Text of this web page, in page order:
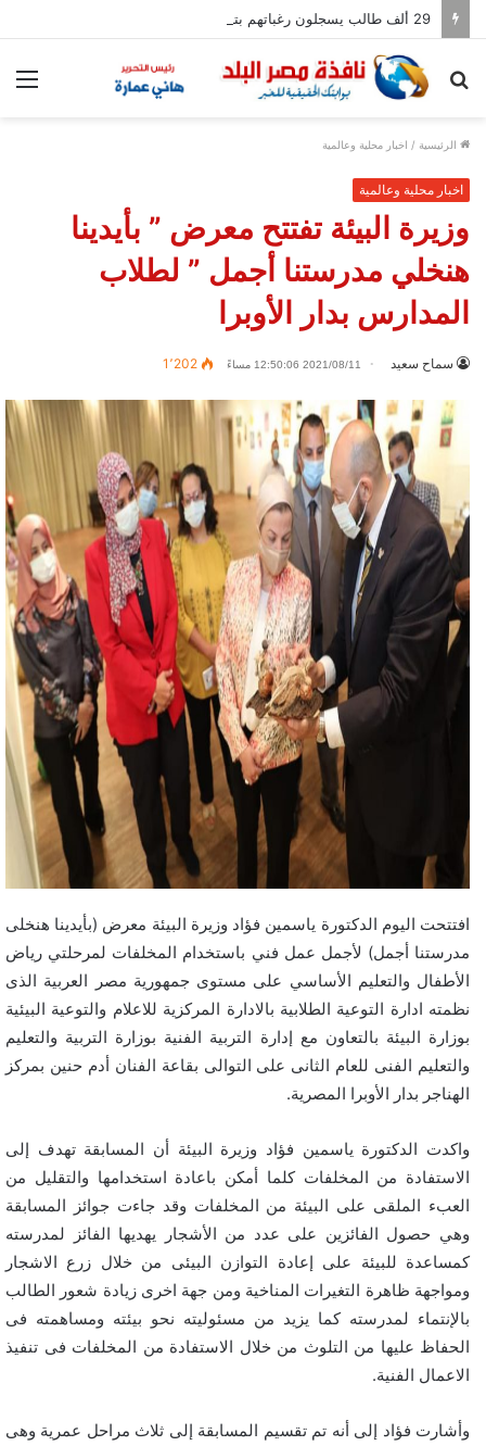
29 ألف طالب يسجلون رغباتهم بتنسيق المرحلة الأولى للجامعات
بحث
الرئيسية / اخبار محلية وعالمية
اخبار محلية وعالمية
وزيرة البيئة تفتتح معرض ” بأيدينا
هنخلي مدرستنا أجمل ” لطلاب
المدارس بدار الأوبرا
سماح سعيد 2021/08/11 12:50:06 مساءً 1٬202
افتتحت اليوم الدكتورة ياسمين فؤاد وزيرة البيئة معرض (بأيدينا هنخلى
مدرستنا أجمل) لأجمل عمل فني باستخدام المخلفات لمرحلتي رياض
الأطفال والتعليم الأساسي على مستوى جمهورية مصر العربية الذى
نظمته ادارة التوعية الطلابية بالادارة المركزية للاعلام والتوعية البيئية
بوزارة البيئة بالتعاون مع إدارة التربية الفنية بوزارة التربية والتعليم
والتعليم الفنى للعام الثانى على التوالى بقاعة الفنان أدم حنين بمركز
الهناجر بدار الأوبرا المصرية.
واكدت الدكتورة ياسمين فؤاد وزيرة البيئة أن المسابقة تهدف إلى
الاستفادة من المخلفات كلما أمكن باعادة استخدامها والتقليل من
العبء الملقى على البيئة من المخلفات وقد جاءت جوائز المسابقة
وهي حصول الفائزين على عدد من الأشجار يهديها الفائز لمدرسته
كمساعدة للبيئة على إعادة التوازن البيئى من خلال زرع الاشجار
ومواجهة ظاهرة التغيرات المناخية ومن جهة اخرى زيادة شعور الطالب
بالإنتماء لمدرسته كما يزيد من مسئوليته نحو بيئته ومساهمته فى
الحفاظ عليها من التلوث من خلال الاستفادة من المخلفات فى تنفيذ
الاعمال الفنية.
وأشارت فؤاد إلى أنه تم تقسيم المسابقة إلى ثلاث مراحل عمرية وهى